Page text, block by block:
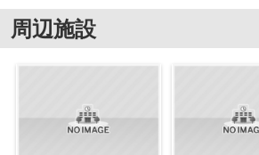
周辺施設